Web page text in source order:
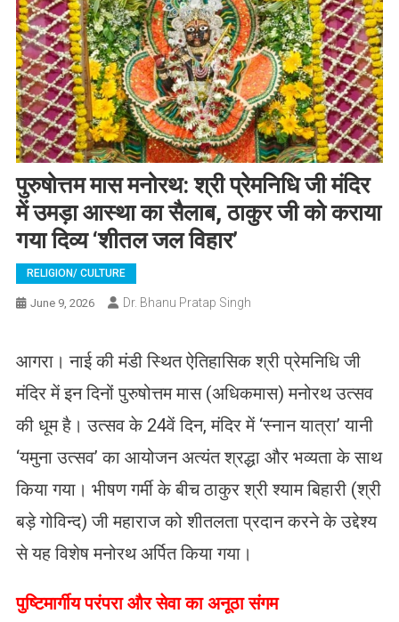
पुरुषोत्तम मास मनोरथ: श्री प्रेमनिधि जी मंदिर
में उमड़ा आस्था का सैलाब, ठाकुर जी को कराया
गया दिव्य ‘शीतल जल विहार’
RELIGION/ CULTURE
June 9, 2026 Dr. Bhanu Pratap Singh
आगरा। नाई की मंडी स्थित ऐतिहासिक श्री प्रेमनिधि जी
मंदिर में इन दिनों पुरुषोत्तम मास (अधिकमास) मनोरथ उत्सव
की धूम है। उत्सव के 24वें दिन, मंदिर में ‘स्नान यात्रा’ यानी
‘यमुना उत्सव’ का आयोजन अत्यंत श्रद्धा और भव्यता के साथ
किया गया। भीषण गर्मी के बीच ठाकुर श्री श्याम बिहारी (श्री
बड़े गोविन्द) जी महाराज को शीतलता प्रदान करने के उद्देश्य
से यह विशेष मनोरथ अर्पित किया गया।
पुष्टिमार्गीय परंपरा और सेवा का अनूठा संगम